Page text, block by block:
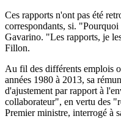
Ces rapports n'ont pas été
correspondants, si.
Gavarino. "Les rapports, je
Fillon.
Au fil des différents emplois
années 1980 à 2013, sa
d'ajustement par rapport à
collaborateur", en vertu des
Premier ministre, interrogé à